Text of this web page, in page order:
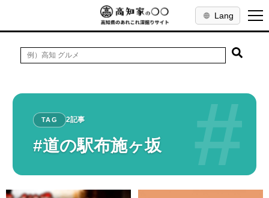
Lang
#
TAG 2記事
#道の駅布施ヶ坂